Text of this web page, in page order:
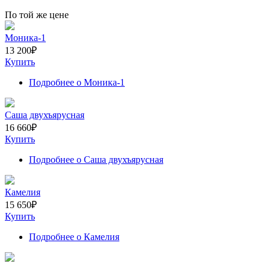
По той же цене
Моника-1
13 200₽
Купить
Подробнее о Моника-1
Саша двухъярусная
16 660₽
Купить
Подробнее о Саша двухъярусная
Камелия
15 650₽
Купить
Подробнее о Камелия